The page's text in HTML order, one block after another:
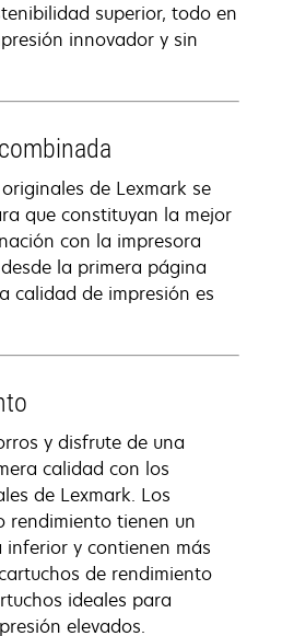
superior, todo en
innovador y sin
de Lexmark se
que constituyan la mejor
con la impresora
la primera página
calidad de impresión es
y disfrute de una
calidad con los
de Lexmark. Los
rendimiento tienen un
y contienen más
de rendimiento
ideales para
elevados.